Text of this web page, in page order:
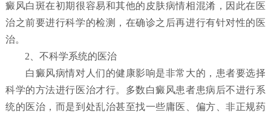
癜风白斑在初期很容易和其他的皮肤病情相混淆，因此在医
治之前要进行科学的检测，在确诊之后再进行有针对性的医
治。
2、不科学系统的医治
白癜风病情对人们的健康影响是非常大的，患者要选择
科学的方法进行医治才行。多数白癜风患者患病后不进行系
统的医治，而是到处乱治甚至找一些庸医、偏方、非正规药